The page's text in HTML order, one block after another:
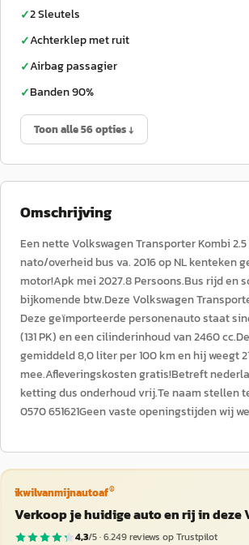
✓2 Sleutels
✓Achterklep met ruit
✓Airbag passagier
✓Banden 90%
Toon alle 56 opties ↓
Omschrijving
Een nette Volkswagen Transporter Kombi
nato/overheid bus va. 2016 op NL kenteken
motor!Apk mei 2027.8 Persoons.Bus rijd
bijkomende btw.Deze Volkswagen
Deze geïmporteerde personenauto staat
(131 PK) en een cilinderinhoud van 2460
gemiddeld 8,0 liter per 100 km en hij weegt
mee.Afleveringskosten gratis!Betreft
ketting dus onderhoud vrij.Te naam stellen
0570 651621Geen vaste openingstijden wij
ikwilvanmijnautoaf®
Verkoop je huidige auto en rij in deze
4,3/5 ·6.249reviews op Trustpilot